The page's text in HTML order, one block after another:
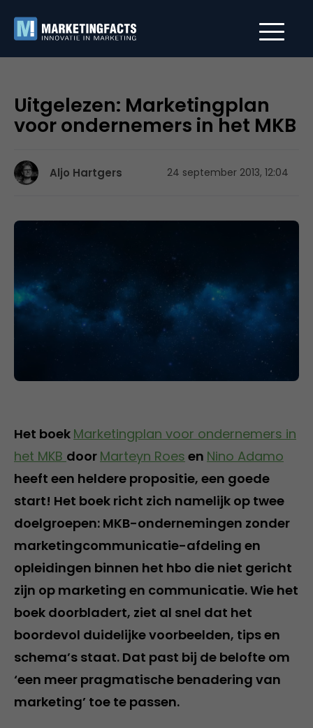
Uitgelezen: Marketingplan
voor ondernemers in het MKB
Aljo Hartgers 24 september 2013, 12:04
Het boek Marketingplan voor ondernemers in
het MKB door Marteyn Roes en Nino Adamo
heeft een heldere propositie, een goede
start! Het boek richt zich namelijk op twee
doelgroepen: MKB-ondernemingen zonder
marketingcommunicatie-afdeling en
opleidingen binnen het hbo die niet gericht
zijn op marketing en communicatie. Wie het
boek doorbladert, ziet al snel dat het
boordevol duidelijke voorbeelden, tips en
schema’s staat. Dat past bij de belofte om
‘een meer pragmatische benadering van
marketing’ toe te passen.